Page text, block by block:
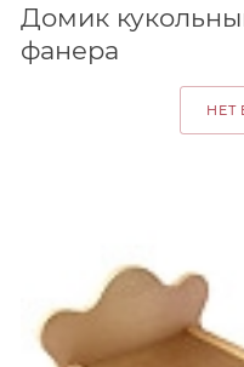
Домик
фанера
НЕТ